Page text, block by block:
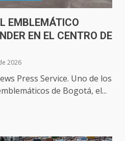
EMBLEMÁTICO
EN EL CENTRO DE
2026
Press Service. Uno de los
de Bogotá, el...